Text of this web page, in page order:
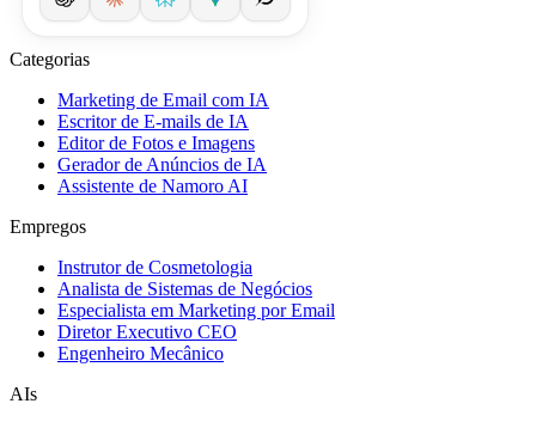
Categorias
Marketing de Email com IA
Escritor de E-mails de IA
Editor de Fotos e Imagens
Gerador de Anúncios de IA
Assistente de Namoro AI
Empregos
Instrutor de Cosmetologia
Analista de Sistemas de Negócios
Especialista em Marketing por Email
Diretor Executivo CEO
Engenheiro Mecânico
AIs